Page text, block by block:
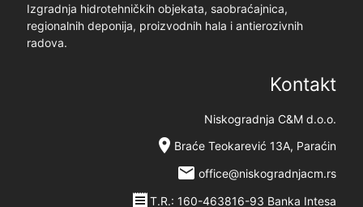
Izgradnja hidrotehničkih objekata, saobraćajnica,
regionalnih deponija, proizvodnih hala i antierozivnih
radova.
Kontakt
Niskogradnja C&M d.o.o.
location_on Braće Teokarević 13A, Paraćin
email office@niskogradnjacm.rs
receiptT.R.: 160-463816-93 Banka Intesa